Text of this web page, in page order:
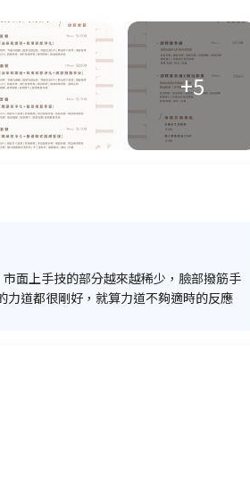
+5
面上手技的部分越來越稀少，臉部撥筋手
力道都很剛好，就算力道不夠適時的反應